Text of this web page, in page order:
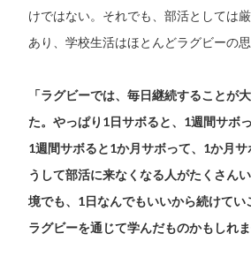
けではない。それでも、部活としては
あり、学校生活はほとんどラグビーの
「ラグビーでは、毎日継続することが
た。やっぱり1日サボると、1週間サボ
1週間サボると1か月サボって、1か月
うして部活に来なくなる人がたくさん
境でも、1日なんでもいいから続けてい
ラグビーを通じて学んだものかもしれま